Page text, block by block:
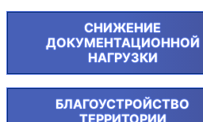
СНИЖЕНИЕ
ДОКУМЕНТАЦИОННОЙ
НАГРУЗКИ
БЛАГОУСТРОЙСТВО